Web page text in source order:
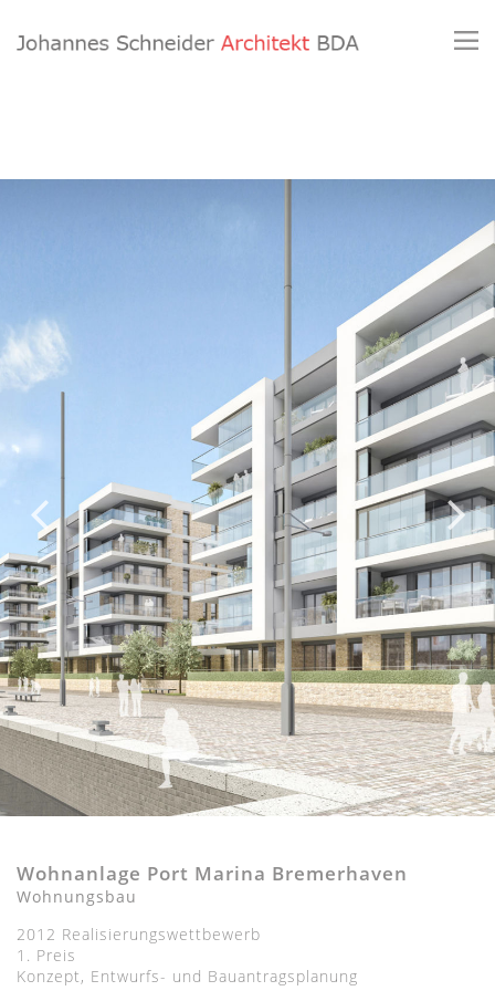
Wohnanlage Port Marina Bremerhaven
Wohnungsbau
2012 Realisierungswettbewerb
1. Preis
Konzept, Entwurfs- und Bauantragsplanung